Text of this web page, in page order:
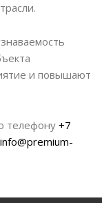
и повышают
телефону +7
info@premium-